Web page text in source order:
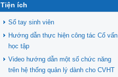
Tiện ích
Sổ tay sinh viên
Hướng dẫn thực hiện công tác Cố vấn
học tập
Video hướng dẫn một số chức năng
trên hệ thống quản lý dành cho CVHT